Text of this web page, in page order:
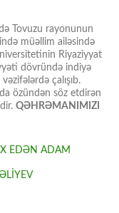
Tovuzu rayonunun
müəllim ailəsində
Riyaziyyat
dövründə indiyə
çalışıb.
özündən söz etdirən
QƏHRƏMANIMIZI
EDƏN ADAM